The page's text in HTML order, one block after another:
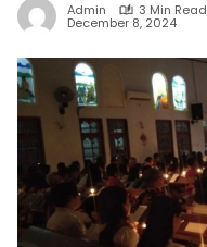
Admin 3 Min Read
December 8, 2024